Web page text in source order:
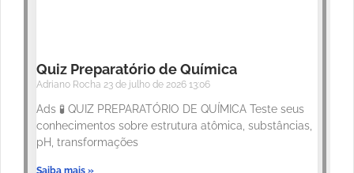
Quiz Preparatório de Química
Adriano Rocha 23 de julho de 2026 13:06
Ads 🧪 QUIZ PREPARATÓRIO DE QUÍMICA Teste seus
conhecimentos sobre estrutura atômica, substâncias,
pH, transformações
Saiba mais »